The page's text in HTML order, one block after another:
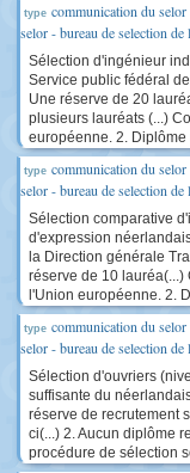
type communication du selor
selor - bureau de selection
Sélection d'ingénieur
Service public fédéral
Une réserve de 20
plusieurs lauréats (...)
européenne. 2. Diplôme
type communication du selor
selor - bureau de selection
Sélection comparative
d'expression
la Direction générale
réserve de 10 lauréa(...)
l'Union européenne. 2.
type communication du selor
selor - bureau de selection
Sélection d'ouvriers
suffisante du
réserve de recrutement
ci(...) 2. Aucun diplôme
procédure de sélection